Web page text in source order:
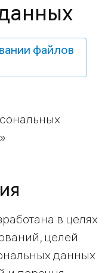
файлов
в целях
целей
данных